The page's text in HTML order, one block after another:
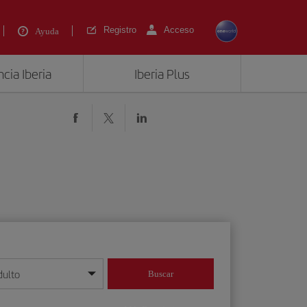
Ayuda Registro Acceso
Iberia Iberia Plus
mes/año
Buscar